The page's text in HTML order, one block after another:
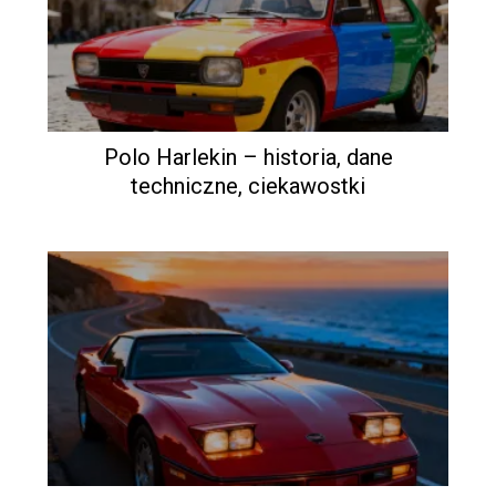
Polo Harlekin – historia, dane
techniczne, ciekawostki